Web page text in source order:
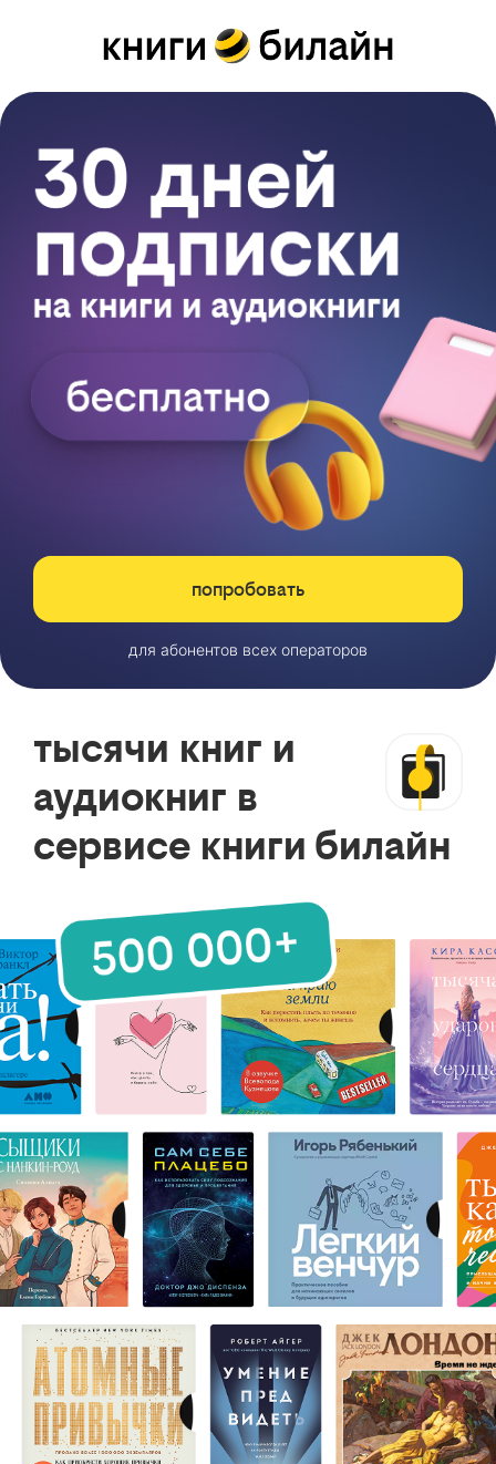
попробовать
для абонентов всех операторов
тысячи книг и
аудиокниг в
сервисе книги билайн